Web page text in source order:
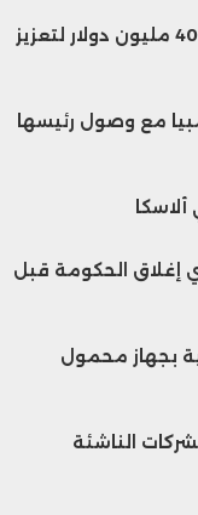
الجيش الأميركي يقترب من صفقة بـ400 مليون دولار لتعزيز
مع وصول رئيسها
إغلاق الحكومة قبل
بجهاز محمول
الناشئة